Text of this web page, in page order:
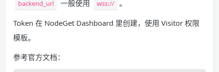
backend_url 一般使用 wss:// 。
Token 在 NodeGet Dashboard 里创建，使用 Visitor 权限
模板。
参考官方文档：